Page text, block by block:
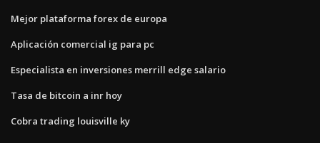
Mejor plataforma forex de europa
Aplicación comercial ig para pc
Especialista en inversiones merrill edge salario
Tasa de bitcoin a inr hoy
Cobra trading louisville ky